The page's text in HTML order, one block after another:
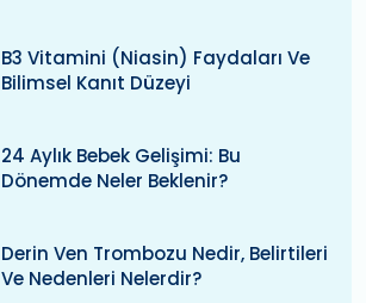
B3 Vitamini (niasin) Faydaları Ve
Bilimsel Kanıt Düzeyi
24 Aylık Bebek Gelişimi: Bu
Dönemde Neler Beklenir?
Derin Ven Trombozu Nedir, Belirtileri
Ve Nedenleri Nelerdir?